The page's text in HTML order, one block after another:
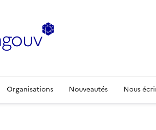
Organisations Nouveautés Nous